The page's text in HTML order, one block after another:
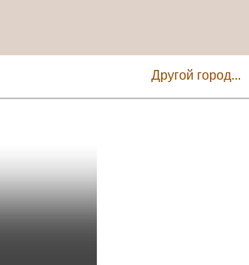
Другой город...